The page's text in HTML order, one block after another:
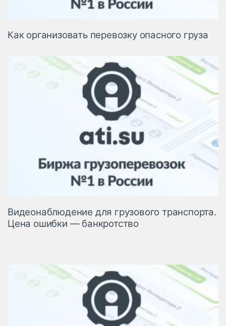
Как организовать перевозку опасного груза
Видеонаблюдение для грузового транспорта.
Цена ошибки — банкротство